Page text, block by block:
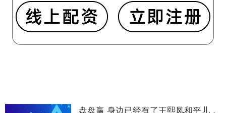
盘盘赢 身边已经有了王熙凤和平儿，